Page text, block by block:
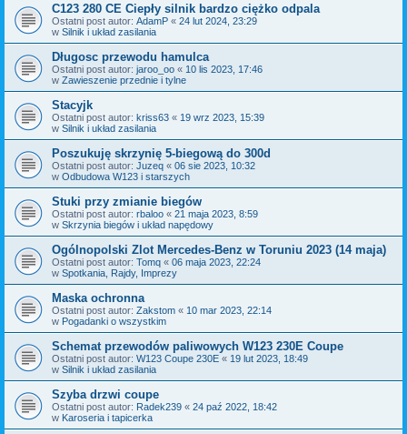
C123 280 CE Ciepły silnik bardzo ciężko odpala
Ostatni post autor: AdamP « 24 lut 2024, 23:29
w Silnik i układ zasilania
Długosc przewodu hamulca
Ostatni post autor: jaroo_oo « 10 lis 2023, 17:46
w Zawieszenie przednie i tylne
Stacyjk
Ostatni post autor: kriss63 « 19 wrz 2023, 15:39
w Silnik i układ zasilania
Poszukuję skrzynię 5-biegową do 300d
Ostatni post autor: Juzeq « 06 sie 2023, 10:32
w Odbudowa W123 i starszych
Stuki przy zmianie biegów
Ostatni post autor: rbaloo « 21 maja 2023, 8:59
w Skrzynia biegów i układ napędowy
Ogólnopolski Zlot Mercedes-Benz w Toruniu 2023 (14 maja)
Ostatni post autor: Tomq « 06 maja 2023, 22:24
w Spotkania, Rajdy, Imprezy
Maska ochronna
Ostatni post autor: Zakstom « 10 mar 2023, 22:14
w Pogadanki o wszystkim
Schemat przewodów paliwowych W123 230E Coupe
Ostatni post autor: W123 Coupe 230E « 19 lut 2023, 18:49
w Silnik i układ zasilania
Szyba drzwi coupe
Ostatni post autor: Radek239 « 24 paź 2022, 18:42
w Karoseria i tapicerka